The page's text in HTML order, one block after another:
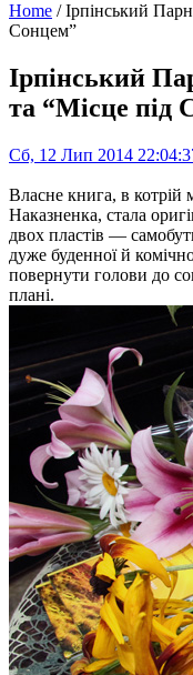
Home / Ірпінський
Сонцем”
Ірпінський
та “Місце під
Сб, 12 Лип 2014
Власне книга, в котрій
Наказненка, стала
двох пластів —
дуже буденної й
повернути голови до
плані.